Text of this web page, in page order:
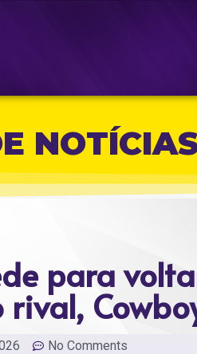
para
No Comments